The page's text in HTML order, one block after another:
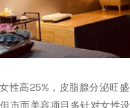
性高25%，皮脂腺分泌旺
市面美容项目多针对女性